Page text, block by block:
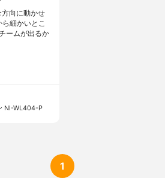
向に動かせ
細かいとこ
ームが出るか
NI-WL404-P
1